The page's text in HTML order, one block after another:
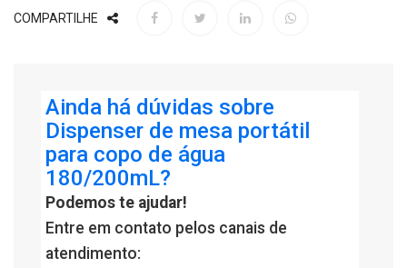
COMPARTILHE
Ainda há dúvidas sobre
Dispenser de mesa portátil
para copo de água
180/200mL?
Podemos te ajudar!
Entre em contato pelos canais de
atendimento: